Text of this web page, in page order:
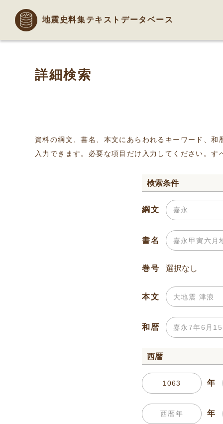
地震史料集テキストデータベース
詳細検索
資料の綱文、書名、本文にあらわれるキーワード、
入力できます。必要な項目だけ入力してください。
検索条件
綱文
書名
巻号
本文
和暦
西暦
年
年